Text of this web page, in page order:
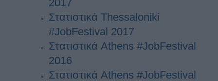
2017
Στατιστικά Thessaloniki
#JobFestival 2017
Στατιστικά Athens #JobFestival
2016
Στατιστικά Athens #JobFestival